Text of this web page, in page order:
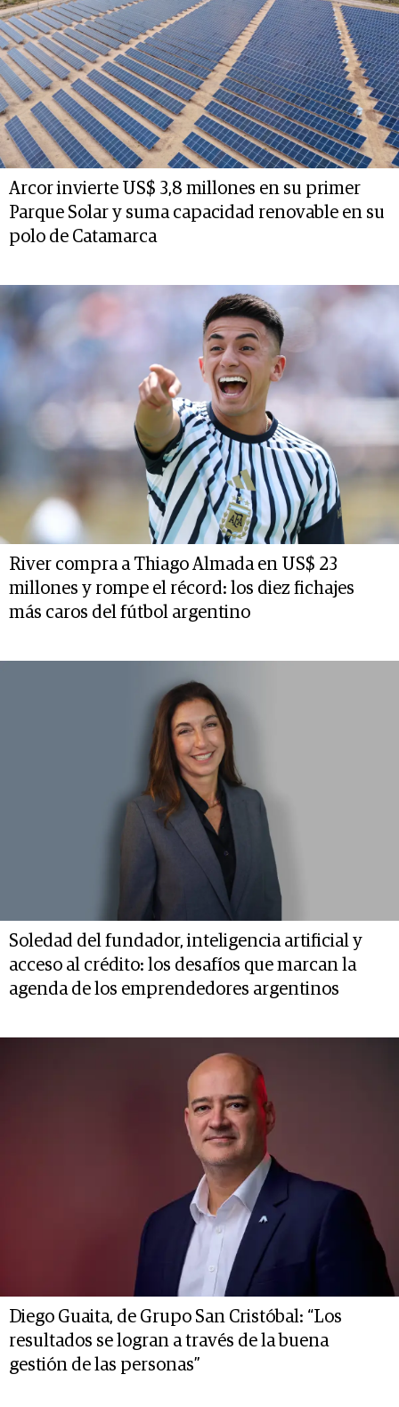
Arcor invierte US$ 3,8 millones en su primer
Parque Solar y suma capacidad renovable en su
polo de Catamarca
River compra a Thiago Almada en US$ 23
millones y rompe el récord: los diez fichajes
más caros del fútbol argentino
Soledad del fundador, inteligencia artificial y
acceso al crédito: los desafíos que marcan la
agenda de los emprendedores argentinos
Diego Guaita, de Grupo San Cristóbal: “Los
resultados se logran a través de la buena
gestión de las personas”